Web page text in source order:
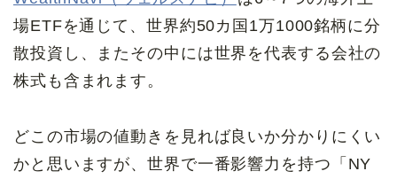
場ETFを通じて、世界約50カ国1万1000銘柄に分
散投資し、またその中には世界を代表する会社の
株式も含まれます。
どこの市場の値動きを見れば良いか分かりにくい
かと思いますが、世界で一番影響力を持つ「NY